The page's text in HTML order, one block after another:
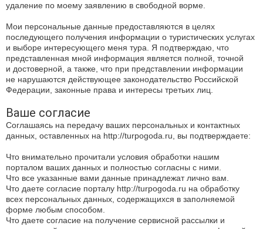
удаление по моему заявлению в свободной ворме.
Мои персональные данные предоставляются в целях
последующего получения информации о туристических услугах
и выборе интересующего меня тура. Я подтверждаю, что
представленная мной информация является полной, точной
и достоверной, а также, что при представлении информации
не нарушаются действующее законодательство Российской
Федерации, законные права и интересы третьих лиц.
Ваше согласие
Соглашаясь на передачу ваших персональных и контактных
данных, оставленных на http://turpogoda.ru, вы подтверждаете:
Что внимательно прочитали условия обработки нашим
порталом ваших данных и полностью согласны с ними.
Что все указанные вами данные принадлежат лично вам.
Что даете согласие порталу http://turpogoda.ru на обработку
всех персональных данных, содержащихся в заполняемой
форме любым способом.
Что даете согласие на получение сервисной рассылки и